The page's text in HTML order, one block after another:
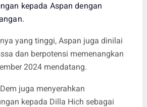
kepada Aspan dengan
yang tinggi, Aspan juga dinilai
dan berpotensi memenangkan
2024 mendatang.
juga menyerahkan
kepada Dilla Hich sebagai